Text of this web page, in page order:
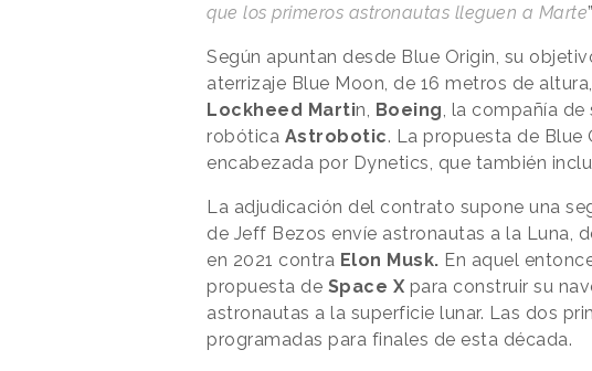
que los primeros astronautas lleguen a Marte
Según apuntan desde Blue Origin, su
aterrizaje Blue Moon, de 16 metros de
Lockheed Martin, Boeing , la compañía
robótica Astrobotic. La propuesta de
encabezada por Dynetics, que también
La adjudicación del contrato supone una
de Jeff Bezos envíe astronautas a la Luna,
en 2021 contra Elon Musk. En aquel
propuesta de Space X para construir su
astronautas a la superficie lunar. Las dos
programadas para finales de esta década.